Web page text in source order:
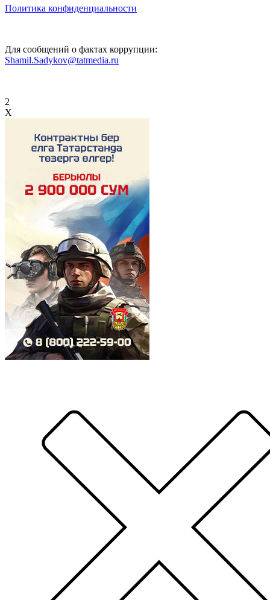
Политика конфиденциальности
Для сообщений о фактах коррупции:
Shamil.Sadykov@tatmedia.ru
2
X